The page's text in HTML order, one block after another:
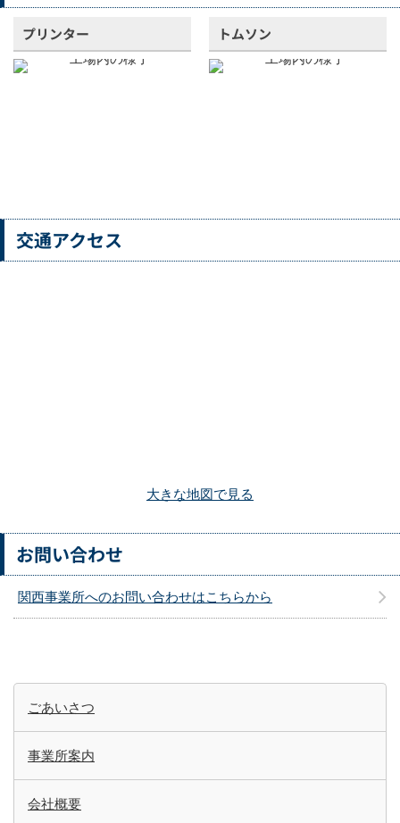
プリンター トムソン
交通アクセス
大きな地図で見る
お問い合わせ
関西事業所へのお問い合わせはこちらから
ごあいさつ
事業所案内
会社概要